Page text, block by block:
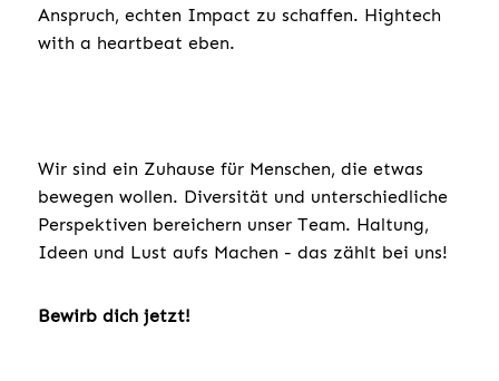
Anspruch, echten Impact zu schaffen. Hightech
with a heartbeat eben.
Wir sind ein Zuhause für Menschen, die etwas
bewegen wollen. Diversität und unterschiedliche
Perspektiven bereichern unser Team. Haltung,
Ideen und Lust aufs Machen - das zählt bei uns!
Bewirb dich jetzt!